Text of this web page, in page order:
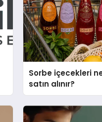
Sorbe içecekleri
satın alınır?